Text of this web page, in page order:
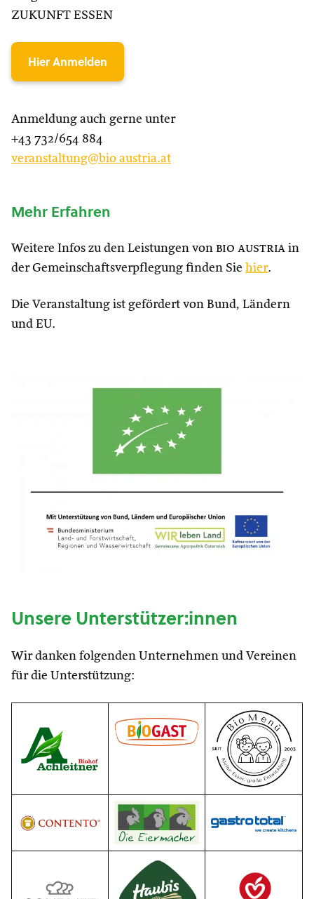
ZUKUNFT ESSEN
Hier Anmelden
Anmeldung auch gerne unter
+43 732/654 884
veranstaltung@bio austria.at
Mehr Erfahren
Weitere Infos zu den Leistungen von bio austria in
der Gemeinschaftsverpflegung finden Sie hier.
Die Veranstaltung ist gefördert von Bund, Ländern
und EU.
Unsere Unterstützer:innen
Wir danken folgenden Unternehmen und Vereinen
für die Unterstützung: